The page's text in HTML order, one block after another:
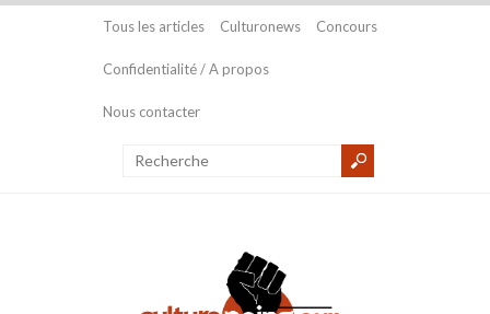
Tous les articles Culturonews Concours
Confidentialité / A propos
Nous contacter